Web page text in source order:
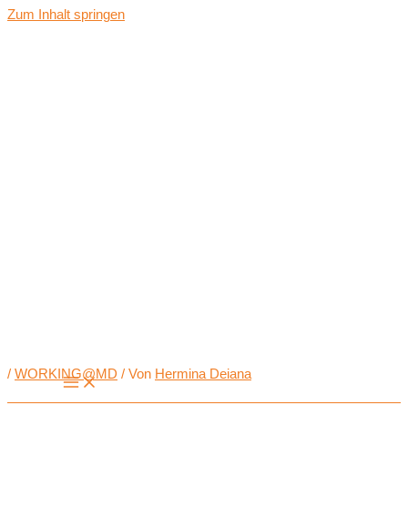
Zum Inhalt springen
/ WORKING@MD / Von Hermina Deiana